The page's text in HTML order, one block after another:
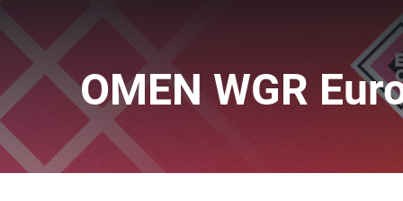
OMEN WGR